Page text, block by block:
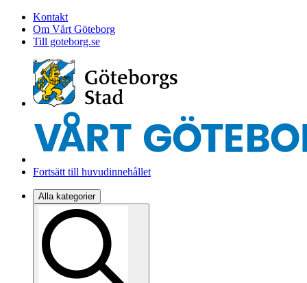
Kontakt
Om Vårt Göteborg
Till goteborg.se
Fortsätt till huvudinnehållet
Alla kategorier